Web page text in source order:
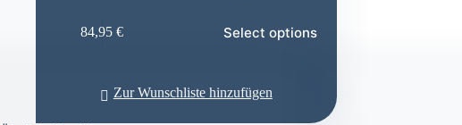
84,95€ Select options
Zur Wunschliste hinzufügen